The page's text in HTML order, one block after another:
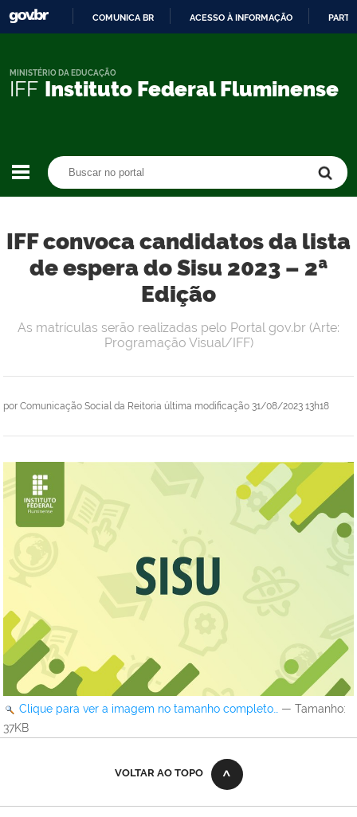
CONTEÚDO
COMUNICA BR ACESSO À INFORMAÇÃO
IFF Instituto Federal Fluminense
MINISTÉRIO DA EDUCAÇÃO
IFF convoca candidatos da lista
de espera do Sisu 2023 – 2ª
Edição
por Comunicação Social da Reitoria última modificação 31/08/2023 13h18
As matrículas serão realizadas pelo Portal gov.br (Arte:
Programação Visual/IFF)
Clique para ver a imagem no tamanho completo… — Tamanho:
37KB
VOLTAR AO TOPO